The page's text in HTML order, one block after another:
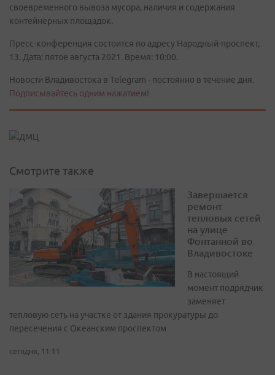
своевременного вывоза мусора, наличия и содержания
контейнерных площадок.
Пресс-конференция состоится по адресу Народный-проспект,
13. Дата: пятое августа 2021. Время: 10:00.
Новости Владивостока в Telegram - постоянно в течение дня.
Подписывайтесь одним нажатием!
Смотрите также
Завершается
ремонт
тепловых сетей
на улице
Фонтанной во
Владивостоке
В настоящий
момент подрядчик
заменяет
тепловую сеть на участке от здания прокуратуры до
пересечения с Океанским проспектом
сегодня, 11:11